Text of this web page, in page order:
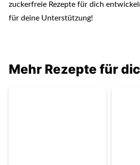
zuckerfreie Rezepte für dich
für deine Unterstützung!
Mehr Rezepte für